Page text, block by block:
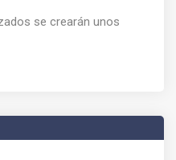
se crearán unos